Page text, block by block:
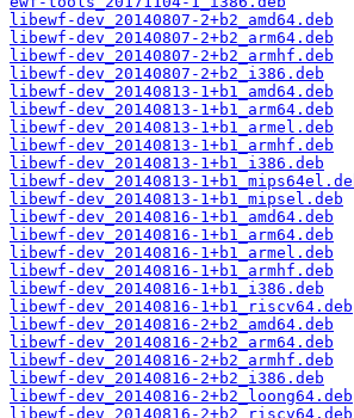
libewf-dev_20140807-2+b2_amd64.deb
libewf-dev_20140807-2+b2_arm64.deb
libewf-dev_20140807-2+b2_armhf.deb
libewf-dev_20140807-2+b2_i386.deb
libewf-dev_20140813-1+b1_amd64.deb
libewf-dev_20140813-1+b1_arm64.deb
libewf-dev_20140813-1+b1_armel.deb
libewf-dev_20140813-1+b1_armhf.deb
libewf-dev_20140813-1+b1_i386.deb
libewf-dev_20140813-
libewf-dev_20140813-1+b1_mipsel.deb
libewf-dev_20140816-1+b1_amd64.deb
libewf-dev_20140816-1+b1_arm64.deb
libewf-dev_20140816-1+b1_armel.deb
libewf-dev_20140816-1+b1_armhf.deb
libewf-dev_20140816-1+b1_i386.deb
libewf-dev_20140816-1+b1_riscv64.deb
libewf-dev_20140816-2+b2_amd64.deb
libewf-dev_20140816-2+b2_arm64.deb
libewf-dev_20140816-2+b2_armhf.deb
libewf-dev_20140816-2+b2_i386.deb
libewf-dev_20140816-2+b2_loong64.deb
libewf-dev_20140816-2+b2_riscv64.deb